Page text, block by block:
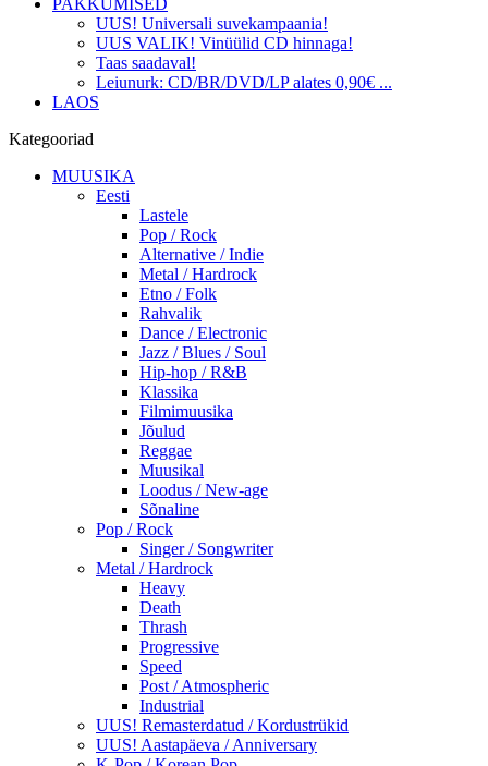
PAKKUMISED
UUS! Universali suvekampaania!
UUS VALIK! Vinüülid CD hinnaga!
Taas saadaval!
Leiunurk: CD/BR/DVD/LP alates 0,90€ ...
LAOS
Kategooriad
MUUSIKA
Eesti
Lastele
Pop / Rock
Alternative / Indie
Metal / Hardrock
Etno / Folk
Rahvalik
Dance / Electronic
Jazz / Blues / Soul
Hip-hop / R&B
Klassika
Filmimuusika
Jõulud
Reggae
Muusikal
Loodus / New-age
Sõnaline
Pop / Rock
Singer / Songwriter
Metal / Hardrock
Heavy
Death
Thrash
Progressive
Speed
Post / Atmospheric
Industrial
UUS! Remasterdatud / Kordustrükid
UUS! Aastapäeva / Anniversary